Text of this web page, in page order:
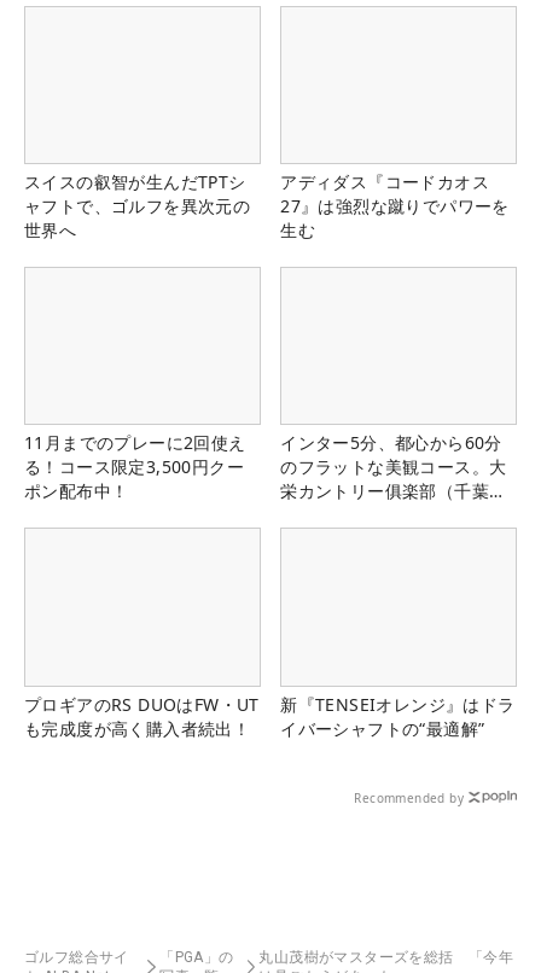
スイスの叡智が生んだTPTシ
ャフトで、ゴルフを異次元の
世界へ
アディダス『コードカオス
27』は強烈な蹴りでパワーを
生む
11月までのプレーに2回使え
る！コース限定3,500円クー
ポン配布中！
インター5分、都心から60分
のフラットな美観コース。大
栄カントリー俱楽部（千葉
プロギアのRS DUOはFW・UT
も完成度が高く購入者続出！
新『TENSEIオレンジ』はドラ
イバーシャフトの“最適解”
Recommended by
ゴルフ総合サイ
「PGA」の
丸山茂樹がマスターズを総括 「今年